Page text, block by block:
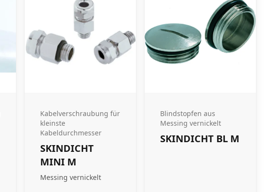
Kabelverschraubung für
kleinste
Kabeldurchmesser
SKINDICHT
MINI M
Messing vernickelt
Blindstopfen aus
Messing vernickelt
SKINDICHT BL M